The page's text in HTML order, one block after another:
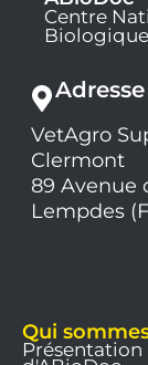
Centre
Biologique
Adresse
VetAgro
Clermont
89 Avenue
Lempdes
Qui
Présentation